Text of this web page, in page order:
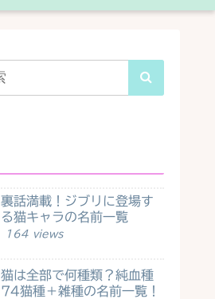
裏話満載！ジブリに登場す
る猫キャラの名前一覧
164 views
猫は全部で何種類？純血種
74猫種＋雑種の名前一覧！